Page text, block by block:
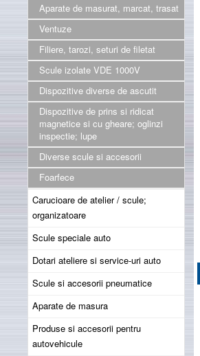
Aparate de masurat, marcat, trasat
Ventuze
Filiere, tarozi, seturi de filetat
Scule izolate VDE 1000V
Dispozitive diverse de ascutit
Dispozitive de prins si ridicat
magnetice si cu gheare; oglinzi
inspectie; lupe
Diverse scule si accesorii
Foarfece
Carucioare de atelier / scule;
organizatoare
Scule speciale auto
Dotari ateliere si service-uri auto
Scule si accesorii pneumatice
Aparate de masura
Produse si accesorii pentru
autovehicule